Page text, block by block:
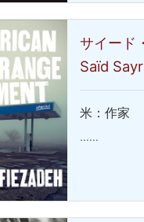
サイード
Saïd
米：作家
……